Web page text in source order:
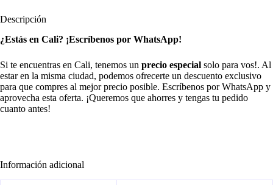
Descripción
¿Estás en Cali? ¡Escríbenos por WhatsApp!
Si te encuentras en Cali, tenemos un precio especial solo para vos!. Al
estar en la misma ciudad, podemos ofrecerte un descuento exclusivo
para que compres al mejor precio posible. Escríbenos por WhatsApp y
aprovecha esta oferta. ¡Queremos que ahorres y tengas tu pedido
cuanto antes!
Información adicional